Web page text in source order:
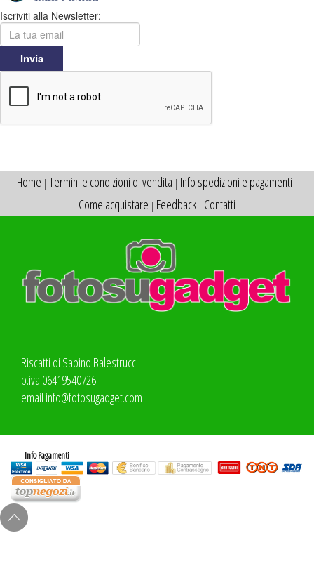
Iscriviti alla Newsletter:
Invia
Home | Termini e condizioni di vendita | Info spedizioni e pagamenti |
Come acquistare | Feedback | Contatti
Riscatti di Sabino Balestrucci
p.iva 06419540726
email info@fotosugadget.com
Info Pagamenti